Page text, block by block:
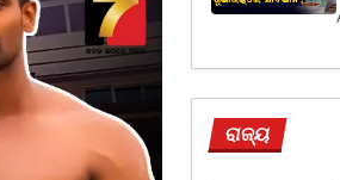
ରାଜ୍ୟ